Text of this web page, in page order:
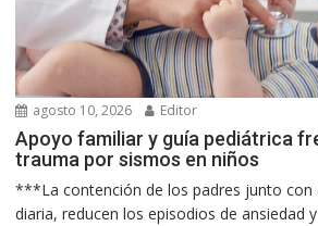
agosto 10, 2026 Editor
Apoyo familiar y guía pediátrica
trauma por sismos en niños
***La contención de los padres junto con
diaria, reducen los episodios de ansiedad